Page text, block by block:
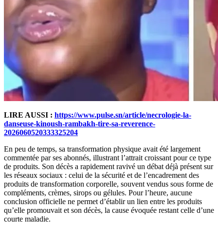
LIRE AUSSI : https://www.pulse.sn/article/necrologie-la-
danseuse-kinoush-rambakh-tire-sa-reverence-
2026060520333325204
En peu de temps, sa transformation physique avait été largement
commentée par ses abonnés, illustrant l’attrait croissant pour ce type
de produits. Son décès a rapidement ravivé un débat déjà présent sur
les réseaux sociaux : celui de la sécurité et de l’encadrement des
produits de transformation corporelle, souvent vendus sous forme de
compléments, crèmes, sirops ou gélules. Pour l’heure, aucune
conclusion officielle ne permet d’établir un lien entre les produits
qu’elle promouvait et son décès, la cause évoquée restant celle d’une
courte maladie.